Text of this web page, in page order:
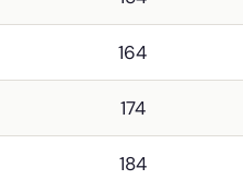
164
174
184